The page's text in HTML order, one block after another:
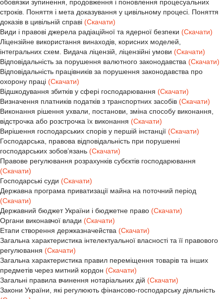
обовязки зупинення, продовження і поновлення процесуальних
строків. Поняття і мета доказування у цивільному процесі. Поняття
доказів в цивільній справі (Скачати)
Види і правові джерела радіаційної та ядерної безпеки (Скачати)
Ліцензійне використання винаходів, корисних моделей,
інтегральних схем. Видача ліцензій, ліцензійні умови (Скачати)
Відповідальність за порушення валютного законодавства (Скачати)
Відповідальність працівників за порушення законодавства про
охорону праці (Скачати)
Відшкодування збитків у сфері господарювання (Скачати)
Визначення платників податків з транспортних засобів (Скачати)
Виконання рішення ухвали, постанови, зміна способу виконання,
відстрочка або розстрочка їх виконання (Скачати)
Вирішення господарських спорів у першій інстанції (Скачати)
Господарська, правова відповідальність при порушенні
господарських зобов’язань (Скачати)
Правове регулювання розрахунків субєктів господарювання
(Скачати)
Господарські суди (Скачати)
Державна програма приватизації майна на поточний період
(Скачати)
Державний бюджет України і бюджетне право (Скачати)
Органи виконавчої влади (Скачати)
Етапи створення держказначейства (Скачати)
Загальна характеристика інтелектуальної власності та її правового
регулювання (Скачати)
Загальна характеристика правил переміщення товарів та інших
предметів через митний кордон (Скачати)
Загальні правила вчинення нотаріальних дій (Скачати)
Закони України, які регулюють фінансово-господарську діяльність